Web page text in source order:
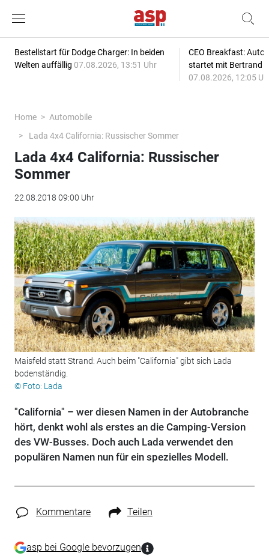
Bestellstart für Dodge Charger: In beiden
Welten auffällig 07.08.2026, 13:51 Uhr
CEO Breakfast:
startet mit Bertrand
07.08.2026, 12:05
Home
Automobile
Lada 4x4 California: Russischer Sommer
Lada 4x4 California: Russischer
Sommer
22.08.2018 09:00 Uhr
Maisfeld statt Strand: Auch beim "California" gibt sich Lada
bodenständig.
© Foto: Lada
"California" – wer diesen Namen in der Autobranche
hört, denkt wohl als erstes an die Camping-Version
des VW-Busses. Doch auch Lada verwendet den
populären Namen nun für ein spezielles Modell.
Kommentare Teilen
asp bei Google bevorzugen